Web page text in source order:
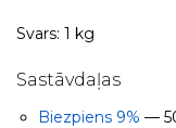
Svars: 1 kg
Sastāvdaļas
Biezpiens 9% —